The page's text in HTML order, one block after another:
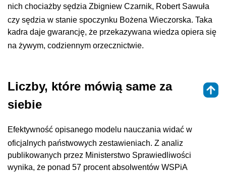
nich chociażby sędzia Zbigniew Czarnik, Robert Sawuła
czy sędzia w stanie spoczynku Bożena Wieczorska. Taka
kadra daje gwarancję, że przekazywana wiedza opiera się
na żywym, codziennym orzecznictwie.
Liczby, które mówią same za
siebie
Efektywność opisanego modelu nauczania widać w
oficjalnych państwowych zestawieniach. Z analiz
publikowanych przez Ministerstwo Sprawiedliwości
wynika, że ponad 57 procent absolwentów WSPiA